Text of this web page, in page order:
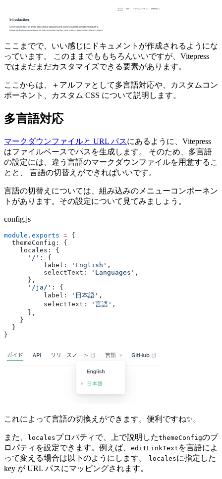
ここまでで、いい感じにドキュメントが作成されるようにな
っています。 このままでももちろんいいですが、Vitepress
ではまだまだカスタマイズできる要素があります。
ここからは、＋アルファとして多言語対応や、カスタムコン
ポーネント、カスタム CSS について説明します。
多言語対応
マークダウンファイルと URL パスにあるように、Vitepress
はファイルベースでパスを生成します。 そのため、多言語
の設定には、違う言語のマークダウンファイルを用意するこ
とと、 言語の切替えができればいいです。
言語の切替えについては、組み込みのメニューコンポーネン
トがあります。その設定について見てみましょう。
config.js
module . exports = {
  themeConfig: {
    locales: {
      '/'
: {
          label:
'English' ,
          selectText:
'Languages' ,
      },
      '/ja/'
: {
          label:
'日本語' ,
          selectText:
'言語' ,
      },
    }
  }
}
これによって言語の切換えができます。便利ですね✨。
また、 localesプロパティで、上で説明したthemeConfigのプ
ロパティを設定できます。例えば、 editLinkText を言語によ
って変える場合は以下のようにします。
localesに指定した
key が URL パスにマッピングされます。